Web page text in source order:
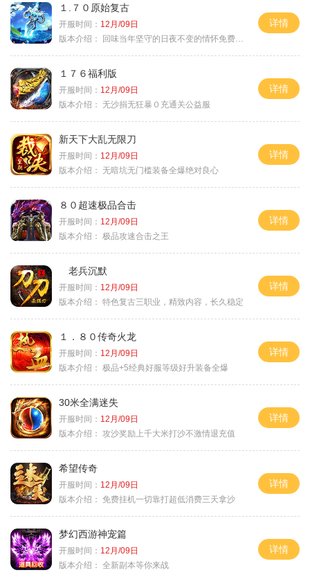
１.７０原始复古
开服时间： 12月/09日
版本介绍：
回味当年坚守的日夜不变的情怀免费绿色
详情
１７６福利版
开服时间： 12月/09日
版本介绍： 无沙捐无狂暴０充通关公益服
详情
新天下大乱无限刀
开服时间： 12月/09日
版本介绍： 无暗坑无门槛装备全爆绝对良心
详情
８０超速极品合击
开服时间： 12月/09日
版本介绍： 极品攻速合击之王
详情
老兵沉默
开服时间： 12月/09日
版本介绍： 特色复古三职业，精致内容，长久稳定
详情
１．８０传奇火龙
开服时间： 12月/09日
版本介绍： 极品+5经典好服等级好升装备全爆
详情
30米全满迷失
开服时间： 12月/09日
版本介绍： 攻沙奖励上千大米打沙不激情退充值
详情
希望传奇
开服时间： 12月/09日
版本介绍： 免费挂机一切靠打超低消费三天拿沙
详情
梦幻西游神宠篇
开服时间： 12月/09日
版本介绍： 全新副本等你来战
详情